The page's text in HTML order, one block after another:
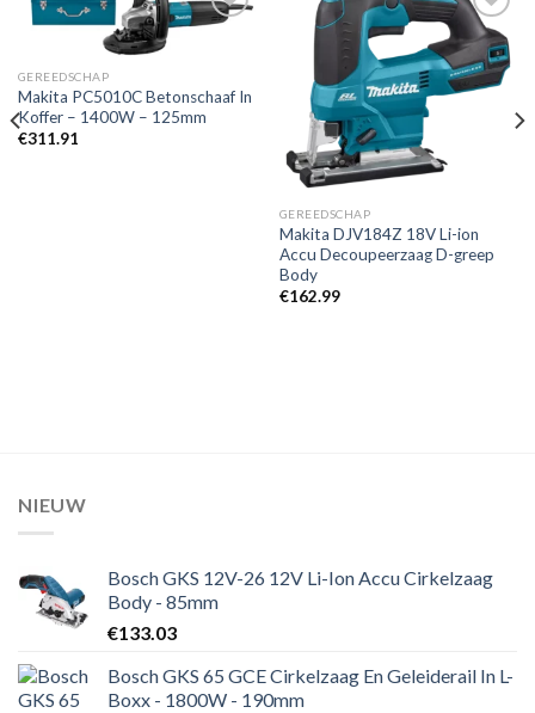
aan
verlanglijst
GEREEDSCHAP
Makita PC5010C Betonschaaf In
Koffer – 1400W – 125mm
€311.91
Toevoegen
aan
GEREEDSCHAP
Makita DJV184Z 18V Li-ion
Accu Decoupeerzaag D-greep
Body
€162.99
NIEUW
Bosch GKS 12V-26 12V Li-Ion Accu Cirkelzaag
Body - 85mm
€133.03
Bosch GKS 65 GCE Cirkelzaag En Geleiderail In L-
Boxx - 1800W - 190mm